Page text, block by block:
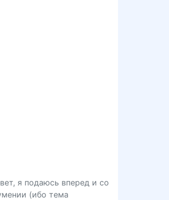
я подаюсь вперед и со
(ибо тема